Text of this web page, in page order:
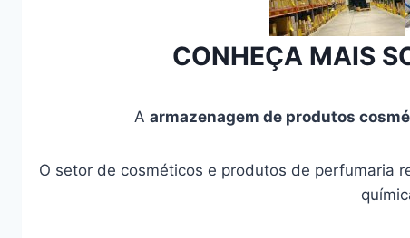
CONHEÇA MAIS
A armazenagem de produtos
O setor de cosméticos e produtos de perfumaria